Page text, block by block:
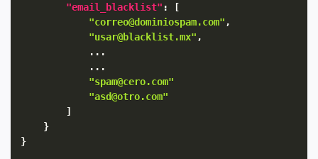
"email_blacklist" :
[
"correo@dominiospam.com" ,
"usar@blacklist.mx" ,
            ...
            ...
"spam@cero.com"
"asd@otro.com"
]
}
}